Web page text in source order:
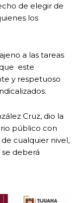
de elegir de
los
a las tareas
este
y respetuoso
Cruz, dio la
público con
cualquier nivel,
deberá